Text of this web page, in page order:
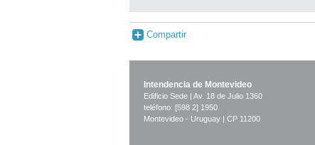
Compartir
Intendencia de Montevideo
Edificio Sede | Av. 18 de Julio 1360
teléfono: [598 2] 1950
Montevideo - Uruguay | CP 11200